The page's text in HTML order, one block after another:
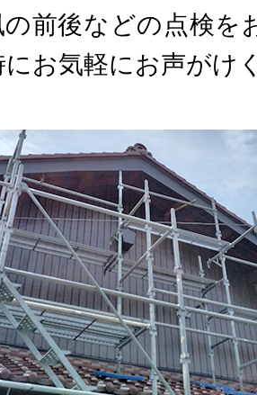
前後などの点検を
お気軽にお声がけ